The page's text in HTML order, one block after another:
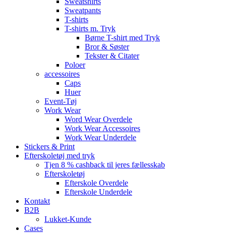
Sweatpants
T-shirts
T-shirts m. Tryk
Børne T-shirt med Tryk
Bror & Søster
Tekster & Citater
Poloer
accessoires
Caps
Huer
Event-Tøj
Work Wear
Word Wear Overdele
Work Wear Accessoires
Work Wear Underdele
Stickers & Print
Efterskoletøj med tryk
Tjen 8 % cashback til jeres fællesskab
Efterskoletøj
Efterskole Overdele
Efterskole Underdele
Kontakt
B2B
Lukket-Kunde
Cases